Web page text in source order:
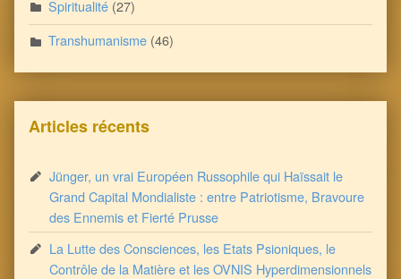
Spiritualité (27)
Transhumanisme (46)
Articles récents
Jünger, un vrai Européen Russophile qui Haïssait le
Grand Capital Mondialiste : entre Patriotisme, Bravoure
des Ennemis et Fierté Prusse
La Lutte des Consciences, les Etats Psioniques, le
Contrôle de la Matière et les OVNIS Hyperdimensionnels